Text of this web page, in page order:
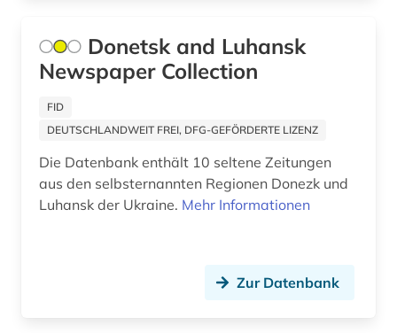
deutscher gewerkschaftsbund (1)
deutscher idealismus (1)
deutsches reich (2)
deutsches reich. reichsregierung (1)
Donetsk and Luhansk
Newspaper Collection
FID
DEUTSCHLANDWEIT FREI, DFG-GEFÖRDERTE LIZENZ
Die Datenbank enthält 10 seltene Zeitungen
aus den selbsternannten Regionen Donezk und
Luhansk der Ukraine. Mehr Informationen
Zur Datenbank